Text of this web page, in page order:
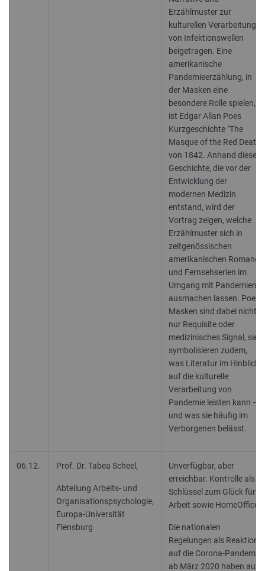
Erzählmuster zur
kulturellen Verarbeitung
von Infektionswellen
beigetragen. Eine
amerikanische
Pandemieerzählung, in
der Masken eine
besondere Rolle spielen,
ist Edgar Allan Poes
Kurzgeschichte "The
Masque of the Red Death"
von 1842. Anhand dieser
Geschichte, die vor der
Entwicklung der
modernen Medizin
entstand, wird der
Vortrag zeigen, welche
Erzählmuster sich in
zeitgenössischen
amerikanischen Romanen
und Fernsehserien im
Umgang mit Pandemien
ausmachen lassen. Poes
Masken sind dabei nicht
nur Requisite oder
medizinisches Signal, sie
symbolisieren zudem,
was Literatur im Hinblick
auf die kulturelle
Verarbeitung von
Pandemie leisten kann –
und was sie häufig im
Verborgenen belässt.
06.12. Prof. Dr. Tabea Scheel,
Abteilung Arbeits- und
Organisationspsychologie,
Europa-Universität
Flensburg
Unverfügbar, aber
erreichbar. Kontrolle als
Schlüssel zum Glück für
Arbeit sowie HomeOffice
Die nationalen
Regelungen als Reaktion
auf die Corona-Pandemie
ab März 2020 haben auf